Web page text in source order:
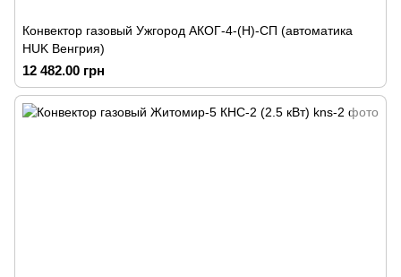
Конвектор газовый Ужгород АКОГ-4-(Н)-СП (автоматика
HUK Венгрия)
12 482.00 грн